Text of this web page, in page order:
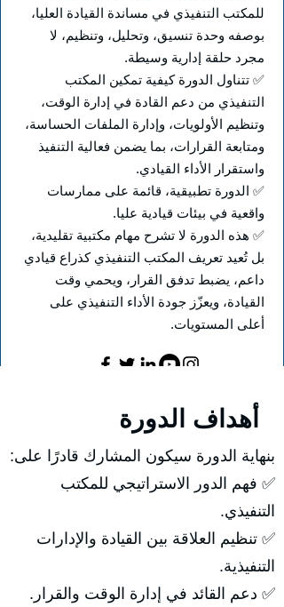
للمكتب التنفيذي في مساندة القيادة العليا،
بوصفه وحدة تنسيق، وتحليل، وتنظيم، لا
مجرد حلقة إدارية وسيطة.
✅ تتناول الدورة كيفية تمكين المكتب
التنفيذي من دعم القادة في إدارة الوقت،
وتنظيم الأولويات، وإدارة الملفات الحساسة،
ومتابعة القرارات، بما يضمن فعالية التنفيذ
واستقرار الأداء القيادي.
✅ الدورة تطبيقية، قائمة على ممارسات
واقعية في بيئات قيادية عليا.
✅ هذه الدورة لا تشرح مهام مكتبية تقليدية،
بل تُعيد تعريف المكتب التنفيذي كذراع قيادي
داعم، يضبط تدفق القرار، ويحمي وقت
القيادة، ويعزّز جودة الأداء التنفيذي على
أعلى المستويات.
بنهاية الدورة سيكون المشارك قادرًا على:
✅ فهم الدور الاستراتيجي للمكتب
التنفيذي.
✅ تنظيم العلاقة بين القيادة والإدارات
التنفيذية.
✅ دعم القائد في إدارة الوقت والقرار.